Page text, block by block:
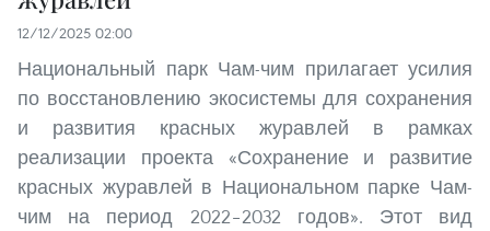
12/12/2025 02:00
Национальный парк Чам-чим прилагает усилия
по восстановлению экосистемы для сохранения
и развития красных журавлей в рамках
реализации проекта «Сохранение и развитие
красных журавлей в Национальном парке Чам-
чим на период 2022–2032 годов». Этот вид